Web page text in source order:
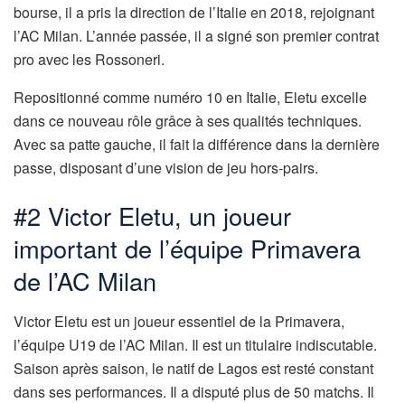
bourse, il a pris la direction de l’Italie en 2018, rejoignant
l’AC Milan. L’année passée, il a signé son premier contrat
pro avec les Rossoneri.
Repositionné comme numéro 10 en Italie, Eletu excelle
dans ce nouveau rôle grâce à ses qualités techniques.
Avec sa patte gauche, il fait la différence dans la dernière
passe, disposant d’une vision de jeu hors-pairs.
#2 Victor Eletu, un joueur
important de l’équipe Primavera
de l’AC Milan
Victor Eletu est un joueur essentiel de la Primavera,
l’équipe U19 de l’AC Milan. Il est un titulaire indiscutable.
Saison après saison, le natif de Lagos est resté constant
dans ses performances. Il a disputé plus de 50 matchs. Il